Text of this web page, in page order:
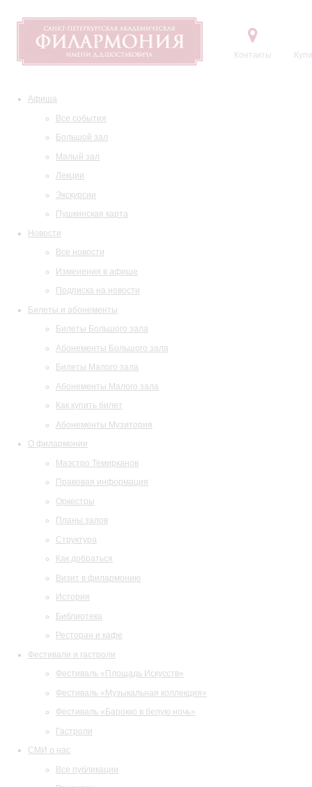
Контакты
Афиша
Все события
Большой зал
Малый зал
Лекции
Экскурсии
Пушкинская карта
Новости
Все новости
Изменения в афише
Подписка на новости
Билеты и абонементы
Билеты Большого зала
Абонементы Большого зала
Билеты Малого зала
Абонементы Малого зала
Как купить билет
Абонементы Музитория
О филармонии
Маэстро Темирканов
Правовая информация
Оркестры
Планы залов
Структура
Как добраться
Визит в филармонию
История
Библиотека
Ресторан и кафе
Фестивали и гастроли
Фестиваль «Площадь Искусств»
Фестиваль «Музыкальная коллекция»
Фестиваль «Барокко в белую ночь»
Гастроли
СМИ о нас
Все публикации